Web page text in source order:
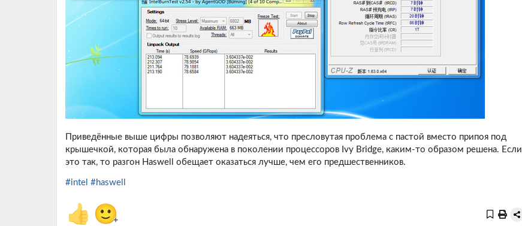
Приведённые выше цифры позволяют надеяться, что пресловутая проблема с пастой вместо припоя под
крышечкой, которая была обнаружена в поколении процессоров Ivy Bridge, каким-то образом решена. Если
это так, то разгон Haswell обещает оказаться лучше, чем его предшественников.
#intel #haswell
👍 🙂
+